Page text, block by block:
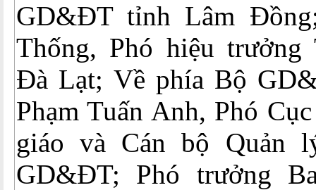
GD&ĐT tỉnh Lâm
Thống, Phó hiệu
Đà Lạt; Về phía Bộ
Phạm Tuấn Anh, Phó
giáo và Cán bộ Quản
GD&ĐT; Phó trưởng